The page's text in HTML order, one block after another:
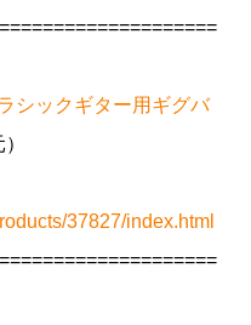
シックギター用ギグバ
37827/index.html